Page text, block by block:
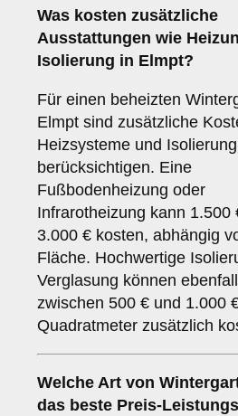
Was kosten zusätzliche
Ausstattungen wie
Isolierung in Elmpt?
Für einen beheizten
Elmpt sind zusätzliche
Heizsysteme und
berücksichtigen. Eine
Fußbodenheizung oder
Infrarotheizung kann 1.500
3.000 € kosten, abhängig
Fläche. Hochwertige
Verglasung können
zwischen 500 € und 1.000
Quadratmeter zusätzlich
Welche Art von
das beste Preis-